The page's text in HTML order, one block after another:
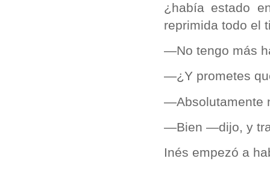
¿había estado
reprimida todo el
—No tengo más
—¿Y prometes
—Absolutamente
—Bien —dijo, y
Inés empezó a